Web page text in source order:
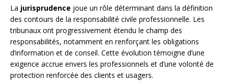
La jurisprudence joue un rôle déterminant dans la définition
des contours de la responsabilité civile professionnelle. Les
tribunaux ont progressivement étendu le champ des
responsabilités, notamment en renforçant les obligations
d’information et de conseil. Cette évolution témoigne d’une
exigence accrue envers les professionnels et d’une volonté de
protection renforcée des clients et usagers.